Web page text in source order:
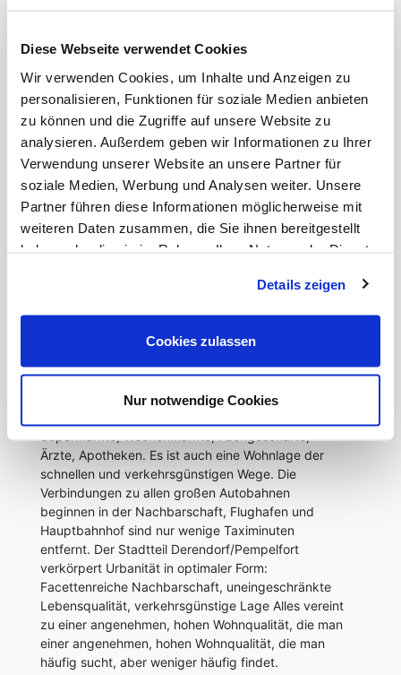
Diese Webseite verwendet Cookies
Wir verwenden Cookies, um Inhalte und Anzeigen zu
personalisieren, Funktionen für soziale Medien anbieten
zu können und die Zugriffe auf unsere Website zu
analysieren. Außerdem geben wir Informationen zu Ihrer
Verwendung unserer Website an unsere Partner für
soziale Medien, Werbung und Analysen weiter. Unsere
Partner führen diese Informationen möglicherweise mit
weiteren Daten zusammen, die Sie ihnen bereitgestellt
haben oder die sie im Rahmen Ihrer Nutzung der Dienste
Details zeigen
Cookies zulassen
Nur notwendige Cookies
Das Objekt liegt im nördlichen Teil Düsseldorfs an
und Derendorf.Große Strukturveränderungen haben
hier ein perfektes Viertelfür das Nebeneinander von
Wohnen und Arbeiten geschaffen.
Es ist ganz besonders eine Wohnlage, die
Lebensqualität garantiert, weil Lebensfreude und
Genuss in den unterschiedlichsten Varianten direkt
vor der Haustür geboten werden. In einem engen
Radius – kurze 15 Gehminuten - liegen die Deutsche
Oper am Rhein und das Düsseldorfer
Westfalen und weitere bedeutende Museen. Unweit
dazwischen eine Gastronomieauswahl auf
klassisch japanisch, französisch oder der gelungene
Mix aus allem. Alles was zum Leben gebraucht wird,
Ärzte, Apotheken. Es ist auch eine Wohnlage der
schnellen und verkehrsgünstigen Wege. Die
Verbindungen zu allen großen Autobahnen
beginnen in der Nachbarschaft, Flughafen und
Hauptbahnhof sind nur wenige Taximinuten
entfernt. Der Stadtteil Derendorf/Pempelfort
verkörpert Urbanität in optimaler Form:
Facettenreiche Nachbarschaft, uneingeschränkte
Lebensqualität, verkehrsgünstige Lage Alles vereint
zu einer angenehmen, hohen Wohnqualität, die man
einer angenehmen, hohen Wohnqualität, die man
häufig sucht, aber weniger häufig findet.